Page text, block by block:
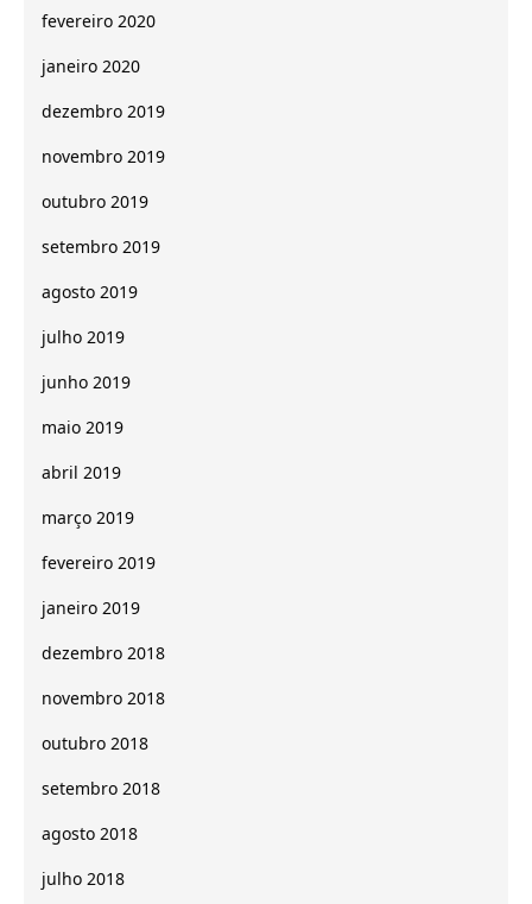
fevereiro 2020
janeiro 2020
dezembro 2019
novembro 2019
outubro 2019
setembro 2019
agosto 2019
julho 2019
junho 2019
maio 2019
abril 2019
março 2019
fevereiro 2019
janeiro 2019
dezembro 2018
novembro 2018
outubro 2018
setembro 2018
agosto 2018
julho 2018